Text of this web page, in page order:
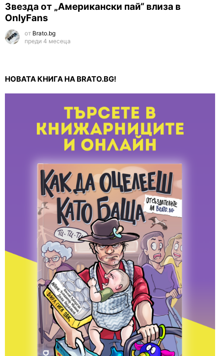
Звезда от „Американски пай“ влиза в
OnlyFans
от Brato.bg
преди 4 месеца
НОВАТА КНИГА НА BRATO.BG!